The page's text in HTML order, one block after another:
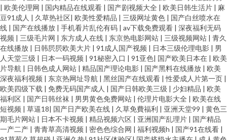
| 欧美伦理网 | 国内精品在线观看 | 国产剧视频大全 | 欧美日韩生活片 | 麻
豆91成人 | 久草热社区| 欧美性爱精品 | 三级网址黄色 | 国产白丝喷水在
线 | 国产在线播放 | 手机看片乱伦有码 | av下载免费观看 | 深夜福利无码
视频 | 三级毛片网 | 东方成人在线 | 东京热电影网站 | 三级视频网站 | 青久
在线播放 | 日韩屄屄欧美大片 | 91成人国产视频 | 日本三级伦理电影 | 男
人天堂三级 | 日本一码视频 | 91秘密入口 | 91亚色| 国产欧美日本在 | 欧美
片导航 | 日韩色成人网站 | 精品国产理论电影 | 国产黑料在线播放 | 欧美
深夜福利视频 | 东京热网址导航 | 黑丝国产在线观看 |性爱成人片第一页 |
欧美四级下载 | 免费无码国产成人 | 国产日韩欧美三级 | 少妇精品 | 欧美
福利区 | 国产日韩丝袜 | 男男黄色免费网站 | 伦理片电影大全 | 欧美在线
短视频 | 草逼18| 国产日产欧美在线 | 久草免費福利 | 亚洲天堂99 | 黄色三
期毛片网站 | 日本不卡视频 | 精品视频六区 | 亚洲国产乱理片 | 国产精品
一产二产 | 青青草高清视频 | 密色色综合网 | 福利视频h | 国产91在线看 |